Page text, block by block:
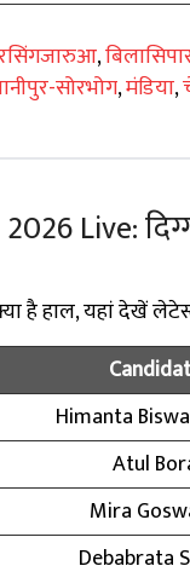
,
सोरभोग,मंडिया,
Live:
है हाल, यहां देखें
Himanta
Atul
Mira
Debabrata